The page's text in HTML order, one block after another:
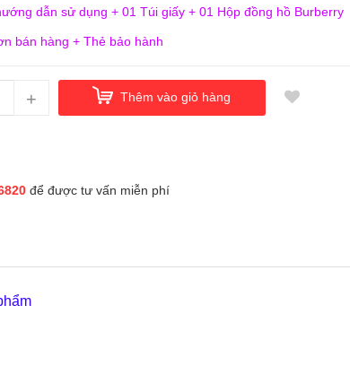
dẫn sử dụng + 01 Túi giấy + 01 Hộp đồng hồ Burberry
bán hàng + Thẻ bảo hành
+ Thêm vào giỏ hàng
để được tư vấn miễn phí